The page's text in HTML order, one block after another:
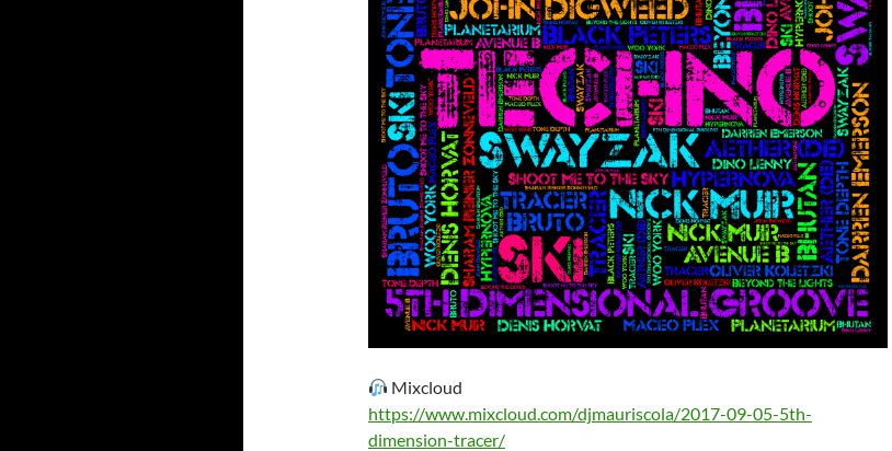
Mixcloud
https://www.mixcloud.com/djmauriscola/2017-09-05-5th-
dimension-tracer/